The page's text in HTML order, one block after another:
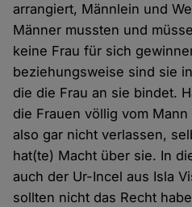
arrangiert, Männlein und
Männer mussten und
keine Frau für sich
beziehungsweise sind sie
die die Frau an sie bindet.
die Frauen völlig vom
also gar nicht verlassen,
hat(te) Macht über sie. In
auch der Ur-Incel aus Isla
sollten nicht das Recht